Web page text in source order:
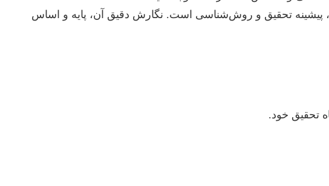
پیشینه تحقیق و روش‌شناسی است. نگارش دقیق آن، پایه و اساس
تحقیق خود.